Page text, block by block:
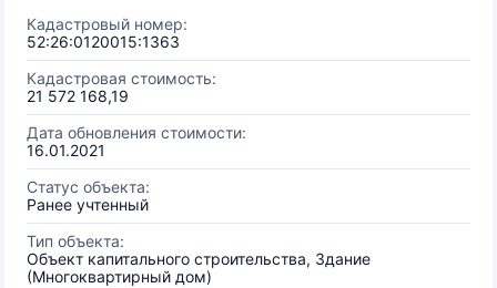
Кадастровый номер:
52:26:0120015:1363
Кадастровая стоимость:
21 572 168,19
Дата обновления стоимости:
16.01.2021
Статус объекта:
Ранее учтенный
Тип объекта:
Объект капитального строительства, Здание
(Многоквартирный дом)